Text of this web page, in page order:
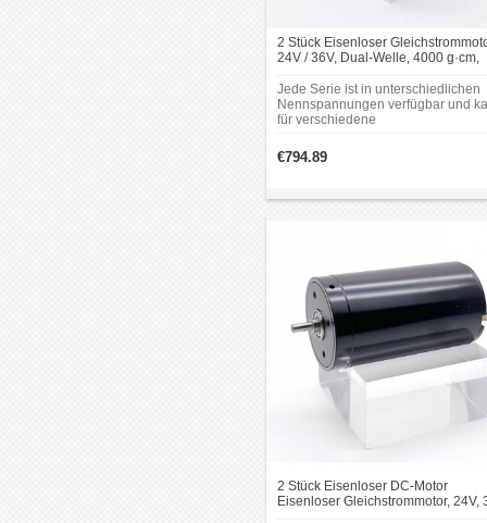
2 Stück Eisenloser
24V / 36V, Dual-Welle, 4000 g·cm,
Jede Serie ist in unterschiedlichen
Nennspannungen verfügbar und
für verschiedene
Getriebe, Encoder sowie für
unterschiedliche Drehzahlbereiche
€794.89
2 Stück Eisenloser DC-Motor
Eisenloser Gleichstrommotor, 24V,